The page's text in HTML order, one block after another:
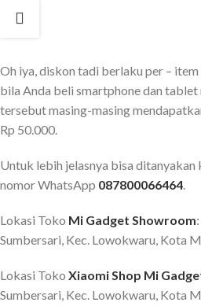
Oh iya, diskon tadi berlaku per –
bila Anda beli smartphone dan
tersebut masing-masing
Rp 50.000.
Untuk lebih jelasnya bisa ditanyakan
nomor WhatsApp 087800066464.
Lokasi Toko Mi Gadget Showroom
Sumbersari, Kec. Lowokwaru, Kota
Lokasi Toko Xiaomi Shop Mi
Sumbersari, Kec. Lowokwaru, Kota